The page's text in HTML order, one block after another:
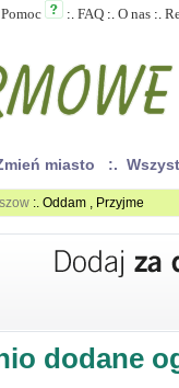
Pomoc :. FAQ :. O nas :.
miasto :.
:. Oddam , Przyjme
dodane